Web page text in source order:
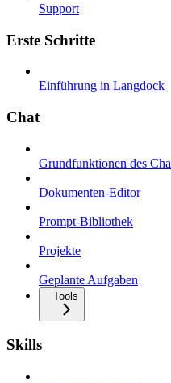
Support
Erste Schritte
Einführung in Langdock
Chat
Grundfunktionen des
Dokumenten-Editor
Prompt-Bibliothek
Projekte
Geplante Aufgaben
Tools
Skills